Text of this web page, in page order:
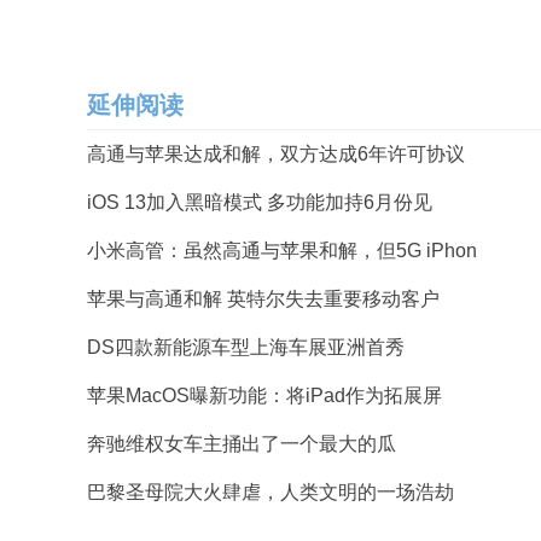
延伸阅读
高通与苹果达成和解，双方达成6年许可协议
iOS 13加入黑暗模式 多功能加持6月份见
小米高管：虽然高通与苹果和解，但5G iPhon
苹果与高通和解 英特尔失去重要移动客户
DS四款新能源车型上海车展亚洲首秀
苹果MacOS曝新功能：将iPad作为拓展屏
奔驰维权女车主捅出了一个最大的瓜
巴黎圣母院大火肆虐，人类文明的一场浩劫